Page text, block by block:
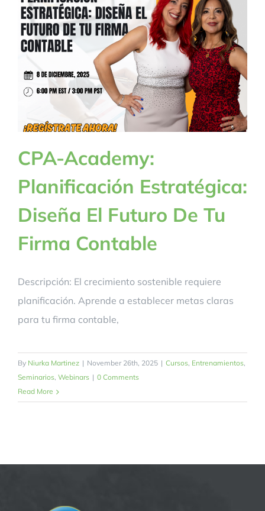
BLOG
CONTACTANOS
CPA-Academy:
Planificación Estratégica:
Diseña El Futuro De Tu
Firma Contable
Descripción: El crecimiento sostenible requiere
planificación. Aprende a establecer metas claras
para tu firma contable,
By Niurka Martinez | November 26th, 2025 | Cursos, Entrenamientos,
Seminarios, Webinars | 0 Comments
Read More